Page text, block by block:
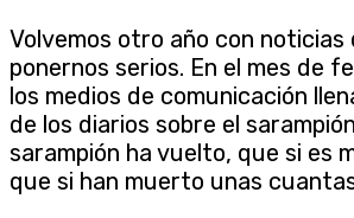
Volvemos otro año con noticias
ponernos serios. En el mes de
los medios de comunicación
de los diarios sobre el
sarampión ha vuelto, que si es
que si han muerto unas